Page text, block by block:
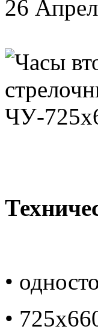
26
•
•